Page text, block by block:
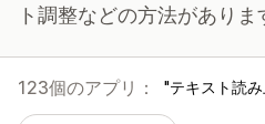
ト調整などの方法がありま
123個のアプリ： テキスト読